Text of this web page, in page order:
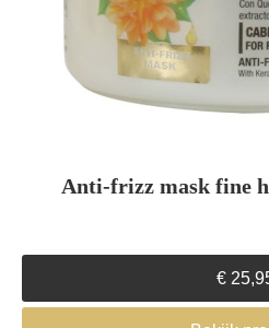
Anti-frizz mask fine
€